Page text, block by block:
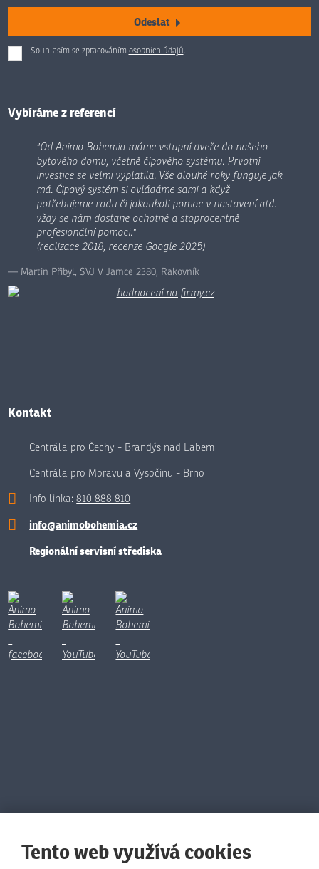
Odeslat
Souhlasím se zpracováním osobních údajů.
Formulář
odeslat.
Vybíráme z referencí
"Od Animo Bohemia máme vstupní dveře do našeho
bytového domu, včetně čipového systému. Prvotní
investice se velmi vyplatila. Vše dlouhé roky funguje jak
má. Čipový systém si ovládáme sami a když
potřebujeme radu či jakoukoli pomoc v nastavení atd.
vždy se nám dostane ochotné a stoprocentně
profesionální pomoci."
(realizace 2018, recenze Google 2025)
Martin Přibyl, SVJ V Jamce 2380, Rakovník
Kontakt
Centrála pro Čechy - Brandýs nad Labem
Centrála pro Moravu a Vysočinu - Brno
Info linka:810 888 810
info@animobohemia.cz
Regionální servisní střediska
Tento web využívá cookies